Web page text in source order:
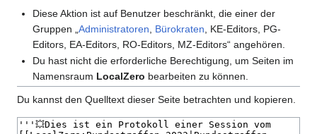
Diese Aktion ist auf Benutzer beschränkt, die einer der
Gruppen „Administratoren Bürokraten , KE-Editors, PG-
Editors, EA-Editors, RO-Editors, MZ-Editors“ angehören.
Du hast nicht die erforderliche Berechtigung, um Seiten im
Namensraum LocalZero bearbeiten zu können.
Du kannst den Quelltext dieser Seite betrachten und kopieren.